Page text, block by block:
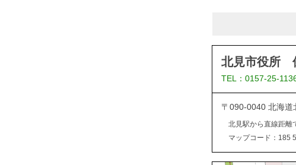
北見市役所
TEL：0157-25-
〒090-0040 北海道
北見駅から直線距離
マップコード：185